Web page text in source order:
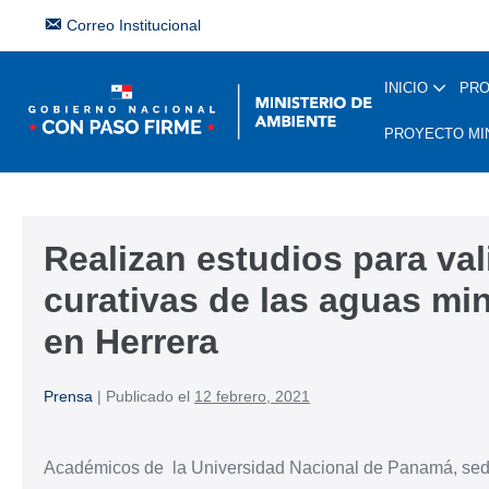
Correo Institucional
INICIO
PROYECTO
Realizan estudios para
curativas de las aguas
en Herrera
Prensa | Publicado el 12 febrero, 2021
Académicos de la Universidad Nacional de Panamá,